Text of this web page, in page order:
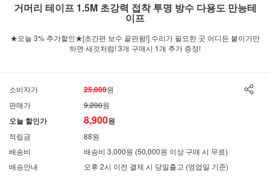
거머리 테이프 1.5M 초강력 접착 투명 방수 다용도 만능테
이프
★오늘 3% 추가할인★[초간편 보수 끝판왕!] 수리가 필요한 곳 어디든 붙이기만
하면 새것처럼! 3개 구매시 1개 추가 증정!
소비자가 25,000원
판매가
9,200원
오늘 할인가 8,900원
적립금
88원
배송비
배송비 3,000원 (50,000원 이상 구매 시 무료)
배송안내
오후 2시 이전 결제 시 당일출고 (영업일 기준)